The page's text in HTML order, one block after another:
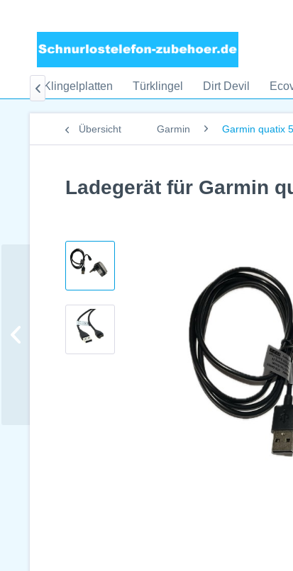
Klingelplatten Türklingel Dirt Devil

Übersicht Garmin Garmin quatix 5
Ladegerät für Garmin